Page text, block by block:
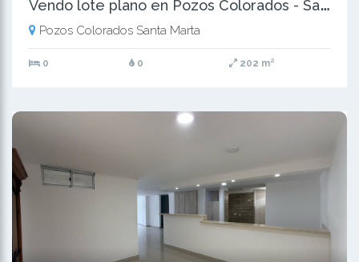
Pozos Colorados Santa Marta
0 0 202 m²